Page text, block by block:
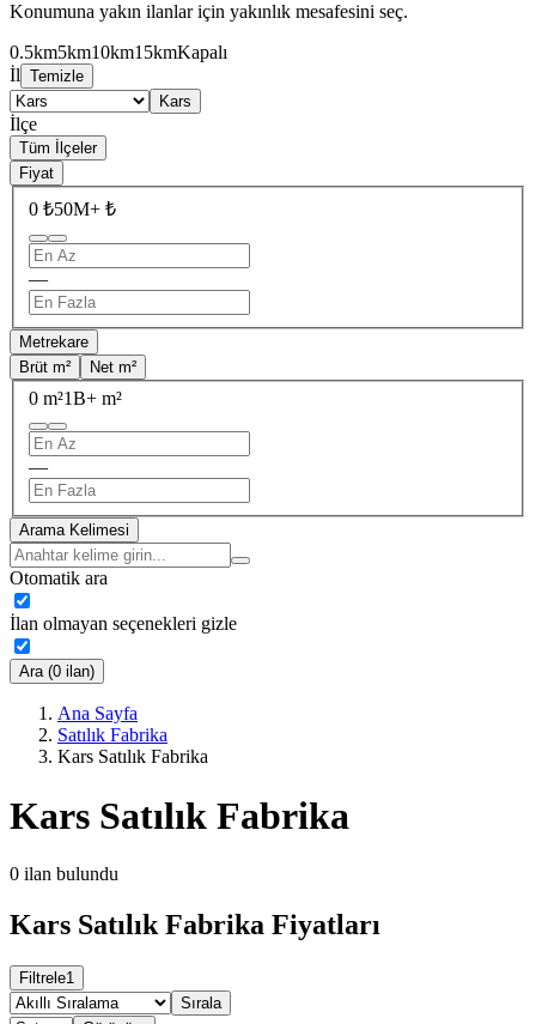
Konumuna yakın ilanlar için yakınlık mesafesini seç.
0.5km5km10km15kmKapalı
İl Temizle
Kars
İlçe
Tüm İlçeler
Fiyat
0 ₺50M+ ₺
—
Metrekare
Brüt m²
Net m²
0 m²1B+ m²
—
Arama Kelimesi
Otomatik ara
İlan olmayan seçenekleri gizle
Ara (0 ilan)
Ana Sayfa
Satılık Fabrika
Kars Satılık Fabrika
Kars Satılık Fabrika
0 ilan bulundu
Kars Satılık Fabrika Fiyatları
Filtrele1
Sırala